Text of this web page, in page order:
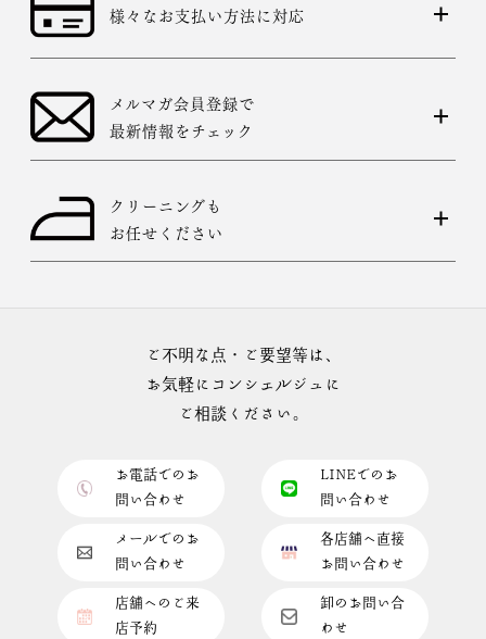
様々なお支払い方法に対応
メルマガ会員登録で
最新情報をチェック
クリーニングも
お任せください
ご不明な点・ご要望等は、
お気軽にコンシェルジュに
ご相談ください。
お電話でのお
問い合わせ
LINEでのお
問い合わせ
メールでのお
問い合わせ
各店舗へ直接
お問い合わせ
店舗へのご来
店予約
卸のお問い合
わせ